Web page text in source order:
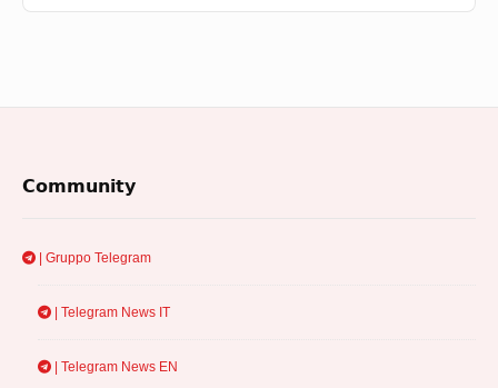
Community
| Gruppo Telegram
| Telegram News IT
| Telegram News EN